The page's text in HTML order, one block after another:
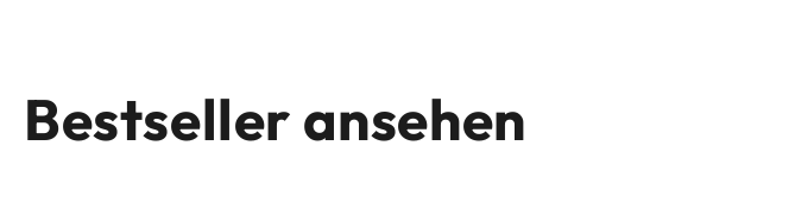
Bestseller ansehen